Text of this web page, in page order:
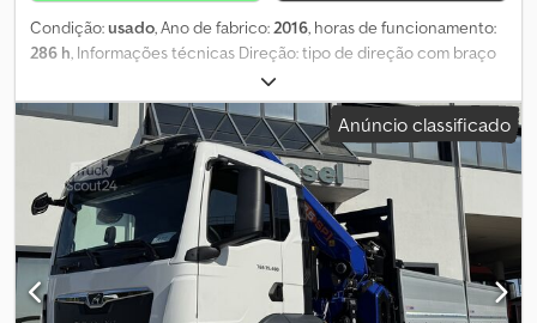
Condição:usado, Ano de fabrico:2016, horas de funcionamento:
286 h, Informações técnicas Direção: tipo de direção com braço
Peso em vazio: 2.190 kg Marca do motor: - Velocidade máxima: 4
km/h Funcionalidade Capacidade de elevação: 230 kg Altura de
trabalho: 1.000 cm Dimensões da área de carga: 231 x 81 x 218 cm
Identificação Número de série: 2010071 Dcedpfx Akoy Uq Ihobjk
Informações adicionais Estado dos pneus dianteiros: 60 Estado
dos pneus traseiros: 60 Pneus dianteiros: - Pneus traseiros: -
Informações adicionais Para obter mais informações, contacte a
PFEIFER GROUP.
Anúncio classificado